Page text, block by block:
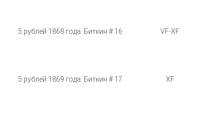
5 рублей 1868 года. Биткин # 16 VF-XF
5 рублей 1869 года. Биткин # 17 XF